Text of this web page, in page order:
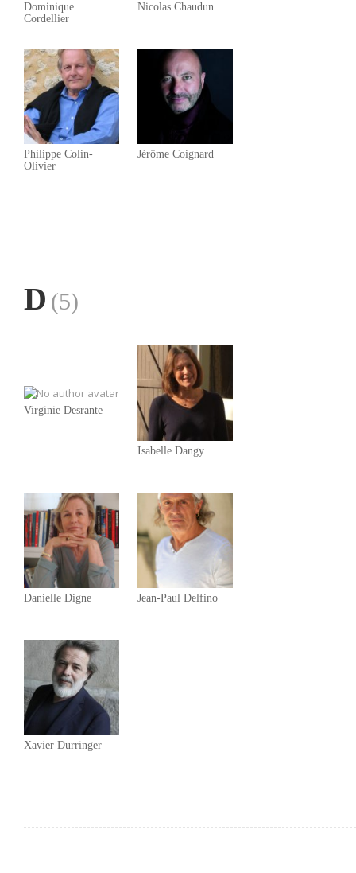
Dominique
Cordellier
Nicolas Chaudun
Philippe Colin-
Olivier
Jérôme Coignard
D (5)
Virginie Desrante
Isabelle Dangy
Danielle Digne Jean-Paul Delfino
Xavier Durringer